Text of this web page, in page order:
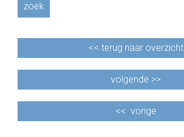
zoek
<< terug naar overzicht
volgende >>
<< vorige